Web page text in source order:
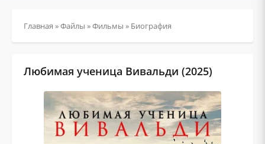
Главная »Файлы »Фильмы » Биография
Любимая ученица Вивальди (2025)